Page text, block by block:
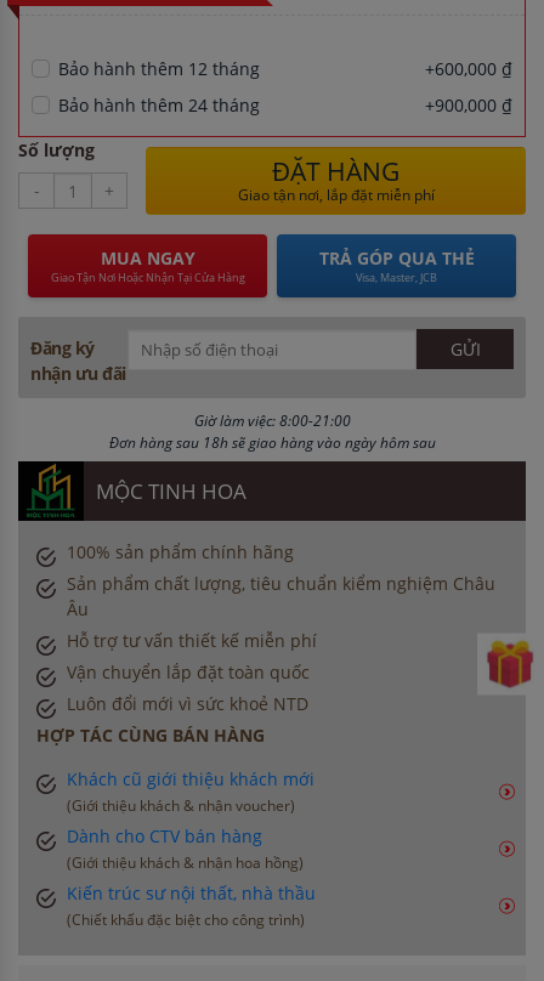
Bảo hành thêm 12 tháng
+600,000 ₫
Bảo hành thêm 24 tháng
+900,000 ₫
Số lượng
-
+
ĐẶT HÀNG
Giao tận nơi, lắp đặt miễn phí
MUA NGAY
Giao Tận Nơi Hoặc Nhận Tại Cửa Hàng
TRẢ GÓP QUA THẺ
Visa, Master, JCB
Đăng ký
nhận ưu đãi
Giờ làm việc: 8:00-21:00
Đơn hàng sau 18h sẽ giao hàng vào ngày hôm sau
MỘC TINH HOA
100% sản phẩm chính hãng
Sản phẩm chất lượng, tiêu chuẩn kiểm nghiệm Châu
Âu
Hỗ trợ tư vấn thiết kế miễn phí
Vận chuyển lắp đặt toàn quốc
Luôn đổi mới vì sức khoẻ NTD
HỢP TÁC CÙNG BÁN HÀNG
Khách cũ giới thiệu khách mới
(Giới thiệu khách & nhận voucher)
Dành cho CTV bán hàng
(Giới thiệu khách & nhận hoa hồng)
Kiến trúc sư nội thất, nhà thầu
(Chiết khấu đặc biệt cho công trình)